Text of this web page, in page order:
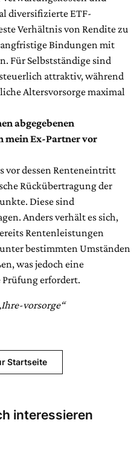
diversifizierte ETF-
Verhältnis von Rendite zu
Bindungen mit
Für Selbstständige sind
attraktiv, während
Altersvorsorge maximal
abgegebenen
mein Ex-Partner vor
vor dessen Renteneintritt
Rückübertragung der
Diese sind
Anders verhält es sich,
Rentenleistungen
bestimmten Umständen
was jedoch eine
erfordert.
vorsorge“
Startseite
interessieren